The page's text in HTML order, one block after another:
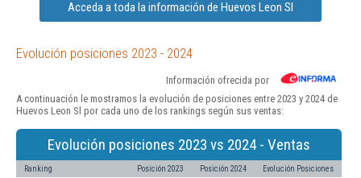
Acceda a toda la información de Huevos Leon Sl
Evolución posiciones 2023 - 2024
Información ofrecida por
A continuación le mostramos la evolución de posiciones entre 2023 y 2024 de
Huevos Leon Sl por cada uno de los rankings según sus ventas:
Evolución posiciones 2023 vs 2024 - Ventas
Ranking Posición 2023 Posición 2024 Evolución Posiciones